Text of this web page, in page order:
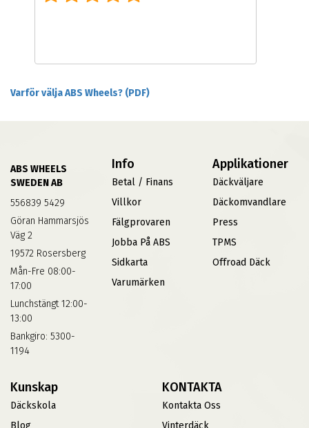
Varför välja ABS Wheels? (PDF)
ABS WHEELS
SWEDEN AB
556839 5429
Göran Hammarsjös
Väg 2
19572 Rosersberg
Mån-Fre 08:00-
17:00
Lunchstängt 12:00-
13:00
Bankgiro: 5300-
1194
Info
Betal / Finans
Villkor
Fälgprovaren
Jobba På ABS
Sidkarta
Varumärken
Applikationer
Däckväljare
Däckomvandlare
Press
TPMS
Offroad Däck
Kunskap
Däckskola
Blog
KONTAKTA
Kontakta Oss
Vinterdäck